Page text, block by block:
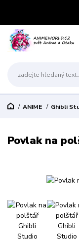
ANIME Ghibli
Povlak na